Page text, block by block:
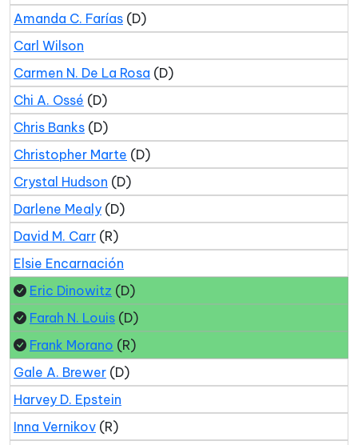
Amanda C. Farías (D)
Carl Wilson
Carmen N. De La Rosa (D)
Chi A. Ossé (D)
Chris Banks (D)
Christopher Marte (D)
Crystal Hudson (D)
Darlene Mealy (D)
David M. Carr (R)
Elsie Encarnación
Eric Dinowitz (D)
Farah N. Louis (D)
Frank Morano (R)
Gale A. Brewer (D)
Harvey D. Epstein
Inna Vernikov (R)